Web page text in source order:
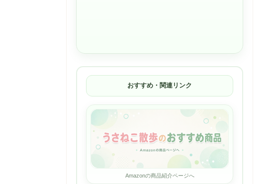
おすすめ・関連リンク
Amazonの商品紹介ページへ